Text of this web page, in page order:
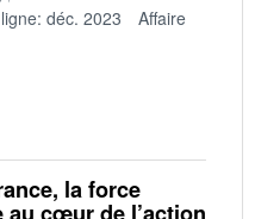
déc. 2023
Affaire
la force